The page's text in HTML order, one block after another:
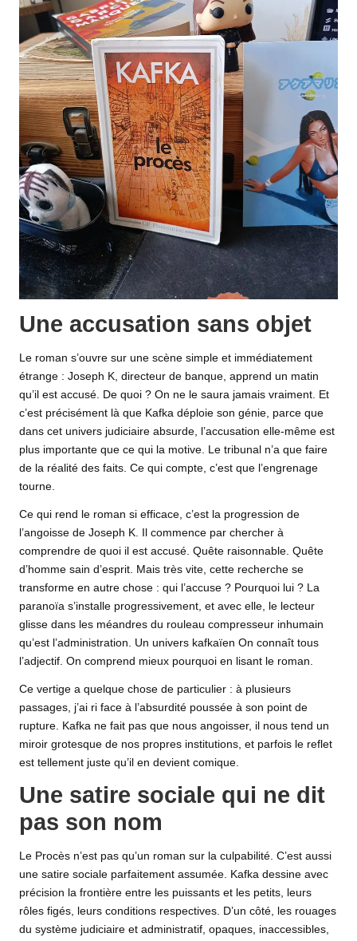
Une accusation sans objet
Le roman s’ouvre sur une scène simple et immédiatement
étrange : Joseph K, directeur de banque, apprend un matin
qu’il est accusé. De quoi ? On ne le saura jamais vraiment. Et
c’est précisément là que Kafka déploie son génie, parce que
dans cet univers judiciaire absurde, l’accusation elle-même est
plus importante que ce qui la motive. Le tribunal n’a que faire
de la réalité des faits. Ce qui compte, c’est que l’engrenage
tourne.
Ce qui rend le roman si efficace, c’est la progression de
l’angoisse de Joseph K. Il commence par chercher à
comprendre de quoi il est accusé. Quête raisonnable. Quête
d’homme sain d’esprit. Mais très vite, cette recherche se
transforme en autre chose : qui l’accuse ? Pourquoi lui ? La
paranoïa s’installe progressivement, et avec elle, le lecteur
glisse dans les méandres du rouleau compresseur inhumain
qu’est l’administration. Un univers kafkaïen On connaît tous
l’adjectif. On comprend mieux pourquoi en lisant le roman.
Ce vertige a quelque chose de particulier : à plusieurs
passages, j’ai ri face à l’absurdité poussée à son point de
rupture. Kafka ne fait pas que nous angoisser, il nous tend un
miroir grotesque de nos propres institutions, et parfois le reflet
est tellement juste qu’il en devient comique.
Une satire sociale qui ne dit
pas son nom
Le Procès n’est pas qu’un roman sur la culpabilité. C’est aussi
une satire sociale parfaitement assumée. Kafka dessine avec
précision la frontière entre les puissants et les petits, leurs
rôles figés, leurs conditions respectives. D’un côté, les rouages
du système judiciaire et administratif, opaques, inaccessibles,